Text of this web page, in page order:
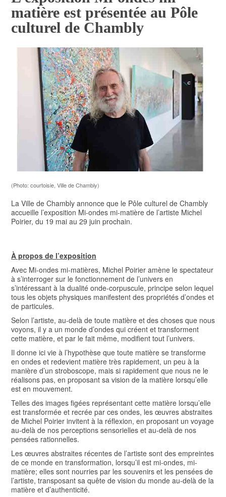
POLITIQUE
ARTS ET SPECTACLES
ENVIRONNEMENT
ÉDUCATION
matière est présentée au Pôle
culturel de Chambly
(Photo: courtoisie, Ville de Chambly)
La Ville de Chambly annonce que le Pôle culturel de Chambly
accueille l’exposition Mi-ondes mi-matière de l’artiste Michel
Poirier, du 19 mai au 29 juin prochain.
À propos de l’exposition
Avec Mi-ondes mi-matières, Michel Poirier amène le spectateur
à s’interroger sur le fonctionnement de l’univers en
s’intéressant à la dualité onde-corpuscule, principe selon lequel
tous les objets physiques manifestent des propriétés d’ondes et
de particules.
Selon l’artiste, au-delà de toute matière et des choses que nous
voyons, il y a un monde d’ondes qui créent et transforment
cette matière, et par le fait même, modifient tout l’univers.
Il donne ici vie à l’hypothèse que toute matière se transforme
en ondes et redevient matière très rapidement, un peu à la
manière d’un stroboscope, mais si rapidement que nous ne le
réalisons pas, en proposant sa vision de la matière lorsqu’elle
est en mouvement.
Telles des images figées représentant cette matière lorsqu’elle
est transformée et recrée par ces ondes, les œuvres abstraites
de Michel Poirier invitent à la réflexion, en proposant un voyage
au-delà de nos perceptions sensorielles et au-delà de nos
pensées rationnelles.
Les œuvres abstraites récentes de l’artiste sont des empreintes
de ce monde en transformation, lorsqu’il est mi-ondes, mi-
matière; elles sont nourries par les souvenirs et les pensées de
l’artiste, transposant sa quête de vision du monde au-delà de la
matière et d’authenticité.